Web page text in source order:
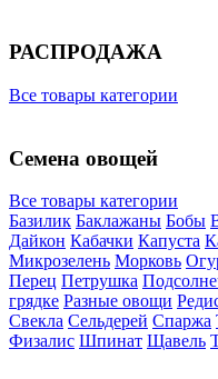
РАСПРОДАЖА
Все товары категории
Семена овощей
Все товары категории
Базилик Баклажаны Бобы
Дайкон Кабачки Капуста
Микрозелень Морковь
Перец Петрушка
грядке Разные овощи
Свекла Сельдерей Спаржа
Физалис Шпинат Щавель